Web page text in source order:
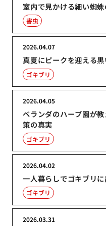
室内で見かける細い蜘
害虫
真夏にピークを迎える
2026.04.07
ゴキブリ
ベランダのハーブ園が
策の真実
2026.04.05
ゴキブリ
一人暮らしでゴキブリ
2026.04.02
ゴキブリ
2026.03.31